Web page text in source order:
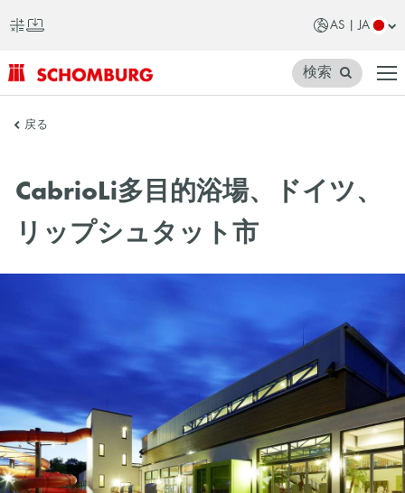
AS | JA
SCHOMBURG
ジ
検索
戻る
CabrioLi多目的浴場、ドイツ、
リップシュタット市